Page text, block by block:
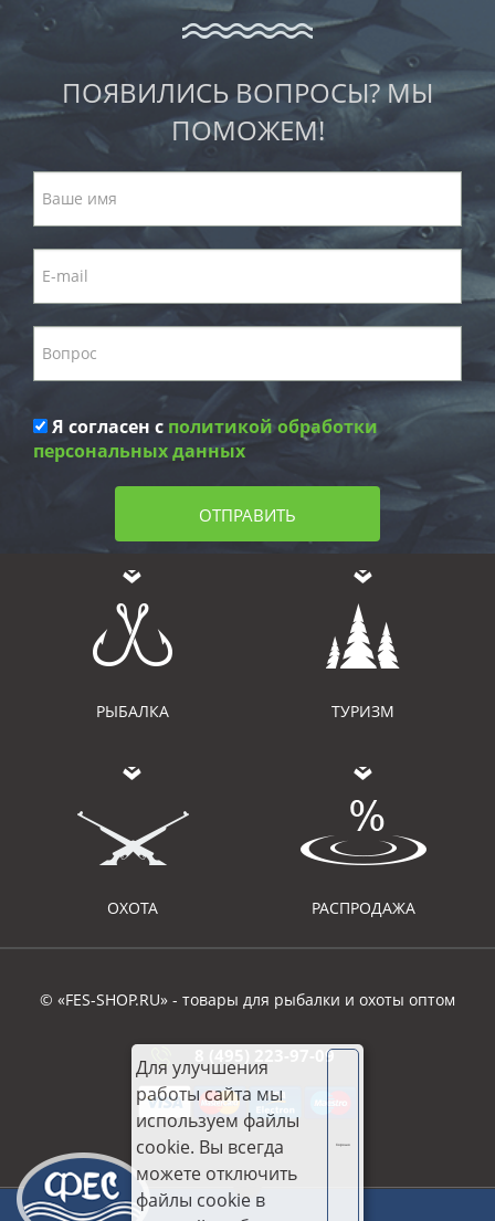
ПОЯВИЛИСЬ ВОПРОСЫ? МЫ
ПОМОЖЕМ!
Я согласен с политикой обработки
персональных данных
ОТПРАВИТЬ
РЫБАЛКА ТУРИЗМ
ОХОТА РАСПРОДАЖА
© «FES-SHOP.RU» - товары для рыбалки и охоты оптом
8 (495) 223-97-09
Для улучшения
работы сайта мы
используем файлы
cookie. Вы всегда
можете отключить
файлы cookie в
Хорошо